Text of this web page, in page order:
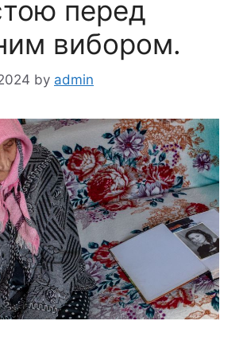
перед
вибором.
by admin